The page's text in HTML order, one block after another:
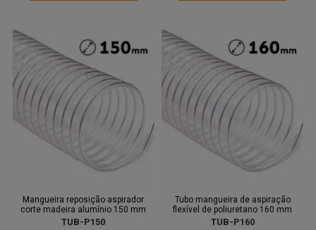
Mangueira reposição aspirador
corte madeira alumínio 150 mm
TUB-P150
Tubo mangueira de aspiração
flexível de poliuretano 160 mm
TUB-P160